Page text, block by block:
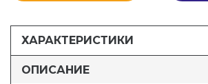
ХАРАКТЕРИСТИКИ
ОПИСАНИЕ